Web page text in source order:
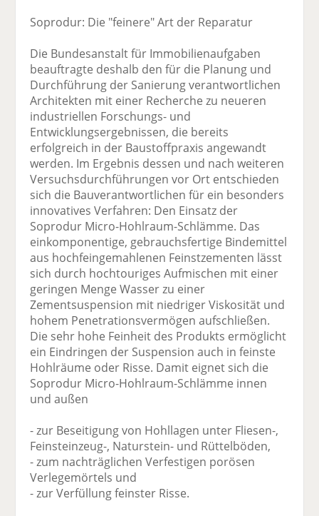
Soprodur: Die "feinere" Art der Reparatur
Die Bundesanstalt für Immobilienaufgaben
beauftragte deshalb den für die Planung und
Durchführung der Sanierung verantwortlichen
Architekten mit einer Recherche zu neueren
industriellen Forschungs- und
Entwicklungsergebnissen, die bereits
erfolgreich in der Baustoffpraxis angewandt
werden. Im Ergebnis dessen und nach weiteren
Versuchsdurchführungen vor Ort entschieden
sich die Bauverantwortlichen für ein besonders
innovatives Verfahren: Den Einsatz der
Soprodur Micro-Hohlraum-Schlämme. Das
einkomponentige, gebrauchsfertige Bindemittel
aus hochfeingemahlenen Feinstzementen lässt
sich durch hochtouriges Aufmischen mit einer
geringen Menge Wasser zu einer
Zementsuspension mit niedriger Viskosität und
hohem Penetrationsvermögen aufschließen.
Die sehr hohe Feinheit des Produkts ermöglicht
ein Eindringen der Suspension auch in feinste
Hohlräume oder Risse. Damit eignet sich die
Soprodur Micro-Hohlraum-Schlämme innen
und außen
- zur Beseitigung von Hohllagen unter Fliesen-,
Feinsteinzeug-, Naturstein- und Rüttelböden,
- zum nachträglichen Verfestigen porösen
Verlegemörtels und
- zur Verfüllung feinster Risse.